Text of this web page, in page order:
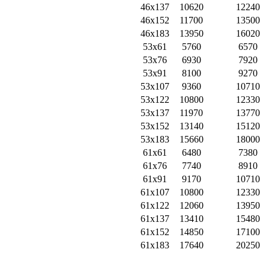
46х137
10620
12240
46х152
11700
13500
46х183
13950
16020
53х61
5760
6570
53х76
6930
7920
53х91
8100
9270
53х107
9360
10710
53х122
10800
12330
53х137
11970
13770
53х152
13140
15120
53х183
15660
18000
61х61
6480
7380
61х76
7740
8910
61х91
9170
10710
61х107
10800
12330
61х122
12060
13950
61х137
13410
15480
61х152
14850
17100
61х183
17640 20250